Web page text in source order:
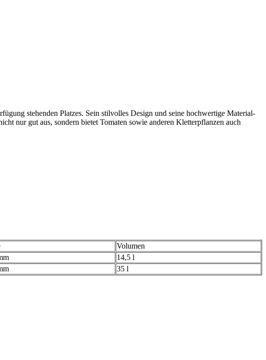
stehenden Platzes. Sein stilvolles Design und seine hochwertige Material-
nur gut aus, sondern bietet Tomaten sowie anderen Kletterpflanzen auch
Volumen
14,5 l
35 l